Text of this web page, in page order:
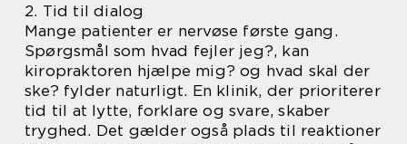
2. Tid til dialog
Mange patienter er nervøse første gang.
Spørgsmål som hvad fejler jeg?, kan
kiropraktoren hjælpe mig? og hvad skal der
ske? fylder naturligt. En klinik, der prioriterer
tid til at lytte, forklare og svare, skaber
tryghed. Det gælder også plads til reaktioner